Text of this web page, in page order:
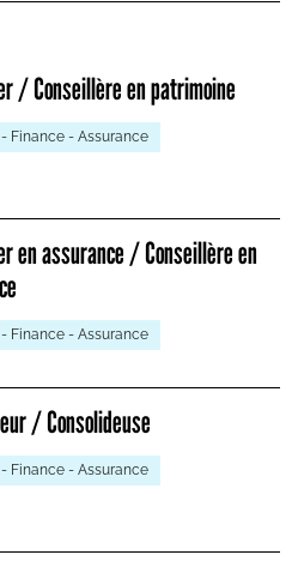
/ Conseillère en patrimoine
- Finance - Assurance
en assurance / Conseillère en
- Finance - Assurance
/ Consolideuse
- Finance - Assurance